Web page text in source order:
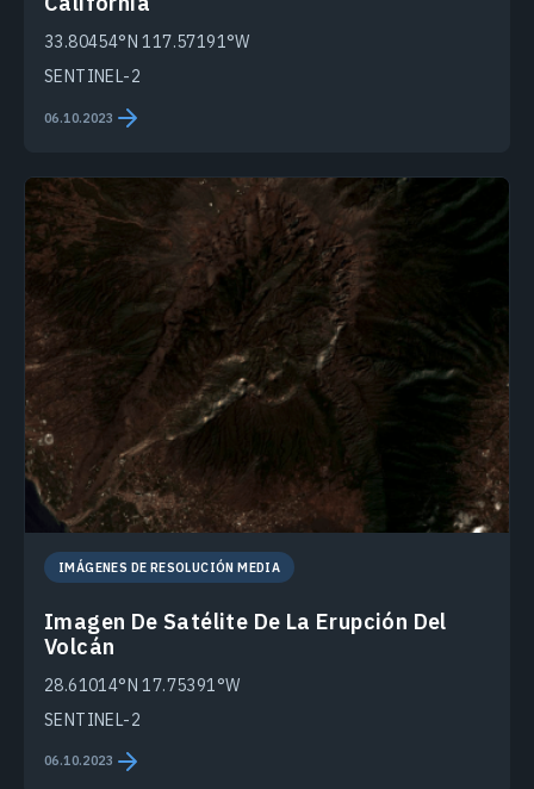
33.80454°N 117.57191°W
SENTINEL-2
06.10.2023
IMÁGENES DE RESOLUCIÓN MEDIA
Imagen De Satélite De La Erupción Del
Volcán
28.61014°N 17.75391°W
SENTINEL-2
06.10.2023